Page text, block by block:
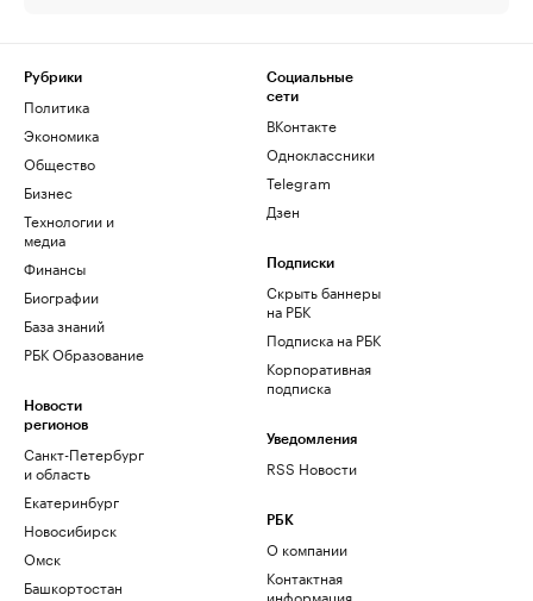
Рубрики
Политика
Экономика
Общество
Бизнес
Технологии и
медиа
Финансы
Биографии
База знаний
РБК Образование
Новости
регионов
Санкт-Петербург
и область
Екатеринбург
Новосибирск
Омск
Башкортостан
Социальные
сети
ВКонтакте
Одноклассники
Telegram
Дзен
Подписки
Скрыть баннеры
на РБК
Подписка на РБК
Корпоративная
подписка
Уведомления
RSS Новости
РБК
О компании
Контактная
информация